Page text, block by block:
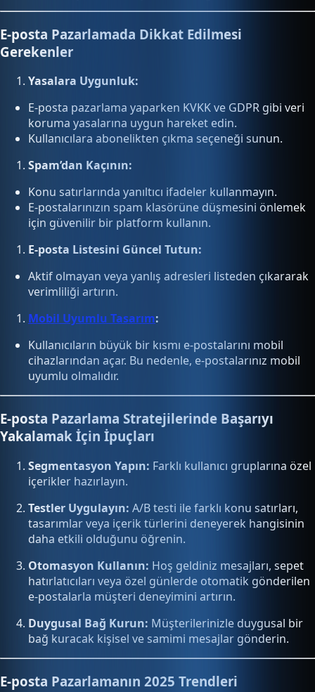
E-posta Pazarlamada Dikkat Edilmesi
Gerekenler
Yasalara Uygunluk:
E-posta pazarlama yaparken KVKK ve GDPR gibi veri
koruma yasalarına uygun hareket edin.
Kullanıcılara abonelikten çıkma seçeneği sunun.
Spam’dan Kaçının:
Konu satırlarında yanıltıcı ifadeler kullanmayın.
E-postalarınızın spam klasörüne düşmesini önlemek
için güvenilir bir platform kullanın.
E-posta Listesini Güncel Tutun:
Aktif olmayan veya yanlış adresleri listeden çıkararak
verimliliği artırın.
Mobil Uyumlu Tasarım:
Kullanıcıların büyük bir kısmı e-postalarını mobil
cihazlarından açar. Bu nedenle, e-postalarınız mobil
uyumlu olmalıdır.
E-posta Pazarlama Stratejilerinde Başarıyı
Yakalamak İçin İpuçları
Segmentasyon Yapın: Farklı kullanıcı gruplarına özel
içerikler hazırlayın.
Testler Uygulayın: A/B testi ile farklı konu satırları,
tasarımlar veya içerik türlerini deneyerek hangisinin
daha etkili olduğunu öğrenin.
Otomasyon Kullanın: Hoş geldiniz mesajları, sepet
hatırlatıcıları veya özel günlerde otomatik gönderilen
e-postalarla müşteri deneyimini artırın.
Duygusal Bağ Kurun: Müşterilerinizle duygusal bir
bağ kuracak kişisel ve samimi mesajlar gönderin.
E-posta Pazarlamanın 2025 Trendleri